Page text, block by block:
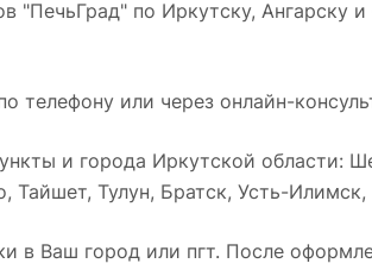
"ПечьГрад" по Иркутску, Ангарску
телефону или через онлайн-
и города Иркутской области:
Тайшет, Тулун, Братск, Усть-
в Ваш город или пгт. После